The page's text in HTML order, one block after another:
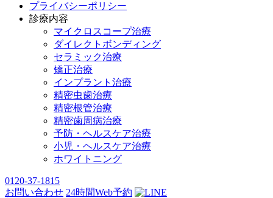
プライバシーポリシー
診療内容
マイクロスコープ治療
ダイレクトボンディング
セラミック治療
矯正治療
インプラント治療
精密虫歯治療
精密根管治療
精密歯周病治療
予防・ヘルスケア治療
小児・ヘルスケア治療
ホワイトニング
0120-37-1815
お問い合わせ 24時間Web予約